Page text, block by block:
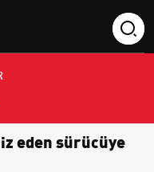
eden sürücüye